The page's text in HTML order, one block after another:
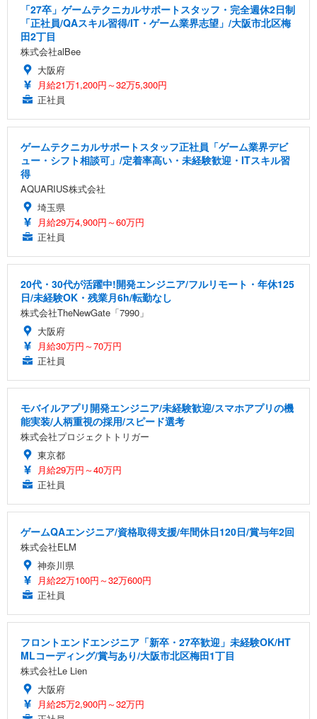
「27卒」ゲームテクニカルサポートスタッフ・完全週休2日制
「正社員/QAスキル習得/IT・ゲーム業界志望」/大阪市北区梅
田2丁目
株式会社alBee
大阪府
月給21万1,200円～32万5,300円
正社員
ゲームテクニカルサポートスタッフ正社員「ゲーム業界デビ
ュー・シフト相談可」/定着率高い・未経験歓迎・ITスキル習
得
AQUARIUS株式会社
埼玉県
月給29万4,900円～60万円
正社員
20代・30代が活躍中!開発エンジニア/フルリモート・年休125
日/未経験OK・残業月6h/転勤なし
株式会社TheNewGate「7990」
大阪府
月給30万円～70万円
正社員
モバイルアプリ開発エンジニア/未経験歓迎/スマホアプリの機
能実装/人柄重視の採用/スピード選考
株式会社プロジェクトトリガー
東京都
月給29万円～40万円
正社員
ゲームQAエンジニア/資格取得支援/年間休日120日/賞与年2回
株式会社ELM
神奈川県
月給22万100円～32万600円
正社員
フロントエンドエンジニア「新卒・27卒歓迎」未経験OK/HT
MLコーディング/賞与あり/大阪市北区梅田1丁目
株式会社Le Lien
大阪府
月給25万2,900円～32万円